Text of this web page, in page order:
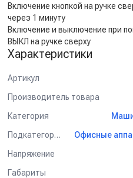
Включение кнопкой на ручке
через 1 минуту
Включение и выключение при
ВЫКЛ на ручке сверху
Характеристики
Артикул
Производитель товара
Категория
Подкатегория
Напряжение
Габариты